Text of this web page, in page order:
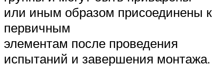
или иным образом присоединены к
первичным
элементам после проведения
испытаний и завершения монтажа.